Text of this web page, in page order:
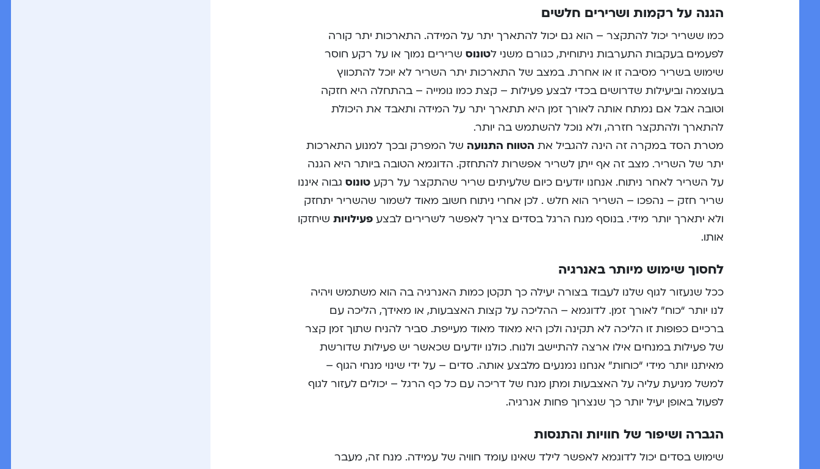
הגנה על רקמות ושרירים חלשים
כמו ששריר יכול להתקצר – הוא גם יכול להתארך יתר על המידה. התארכות יתר קורה
לפעמים בעקבות התערבות ניתוחית, כגורם משני לטונוס שרירים נמוך או על רקע חוסר
שימוש בשריר מסיבה זו או אחרת. במצב של התארכות יתר השריר לא יוכל להתכווץ
בעוצמה וביעילות שדרושים בכדי לבצע פעילות – קצת כמו גומייה – בהתחלה היא חזקה
וטובה אבל אם נמתח אותה לאורך זמן היא תתארך יתר על המידה ותאבד את היכולת
להתארך ולהתקצר חזרה, ולא נוכל להשתמש בה יותר.
מטרת הסד במקרה זה הינה להגביל את הטווח התנועה של המפרק ובכך למנוע התארכות
יתר של השריר. מצב זה אף ייתן לשריר אפשרות להתחזק. הדוגמא הטובה ביותר היא הגנה
על השריר לאחר ניתוח. אנחנו יודעים כיום שלעיתים שריר שהתקצר על רקעטונוס גבוה איננו
שריר חזק – נהפכו – השריר הוא חלש . לכן אחרי ניתוח חשוב מאוד לשמור שהשריר יתחזק
ולא יתארך יותר מידי. בנוסף מנח הרגל בסדים צריך לאפשר לשרירים לבצעפעילויות שיחזקו
אותו.
לחסוך שימוש מיותר באנרגיה
ככל שנעזור לגוף שלנו לעבוד בצורה יעילה כך תקטן כמות האנרגיה בה הוא משתמש ויהיה
לנו יותר “כוח” לאורך זמן. לדוגמא – ההליכה על קצות האצבעות, או מאידך, הליכה עם
ברכיים כפופות זו הליכה לא תקינה ולכן היא מאוד מאוד מעייפת. סביר להניח שתוך זמן קצר
של פעילות במנחים אילו ארצה להתיישב ולנוח. כולנו יודעים שכאשר יש פעילות שדורשת
מאיתנו יותר מידי “כוחות” אנחנו נמנעים מלבצע אותה. סדים – על ידי שינוי מנחי הגוף –
למשל מניעת עליה על האצבעות ומתן מנח של דריכה עם כל כף הרגל – יכולים לעזור לגוף
לפעול באופן יעיל יותר כך שנצרוך פחות אנרגיה.
הגברה ושיפור של חוויות והתנסות
שימוש בסדים יכול לדוגמא לאפשר לילד שאינו עומד חוויה של עמידה. מנח זה, מעבר